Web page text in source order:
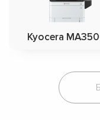
Kyocera